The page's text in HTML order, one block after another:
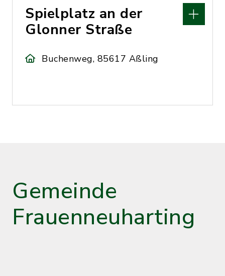
Spielplatz an der
Glonner Straße
Buchenweg, 85617 Aßling
Gemeinde
Frauenneuharting